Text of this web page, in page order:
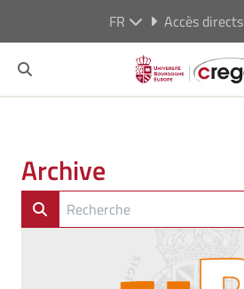
FR Accès directs
Archive